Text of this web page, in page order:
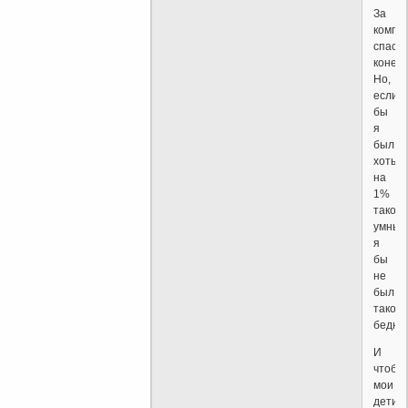
За
Но,
если
бы
я
был
хоть
на
1%
такой
я
бы
не
был
такой
И
чтобы
мои
дети